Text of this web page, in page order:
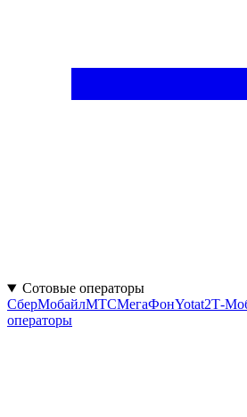
Сотовые операторы
СберМобайлМТСМегаФонYotat2
операторы